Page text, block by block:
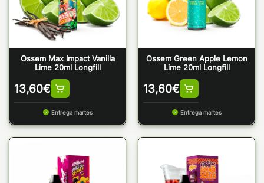
Ossem Max Impact Vanilla
Lime 20ml Longfill
13,60€
Entrega martes
Ossem Green Apple Lemon
Lime 20ml Longfill
13,60€
Entrega martes